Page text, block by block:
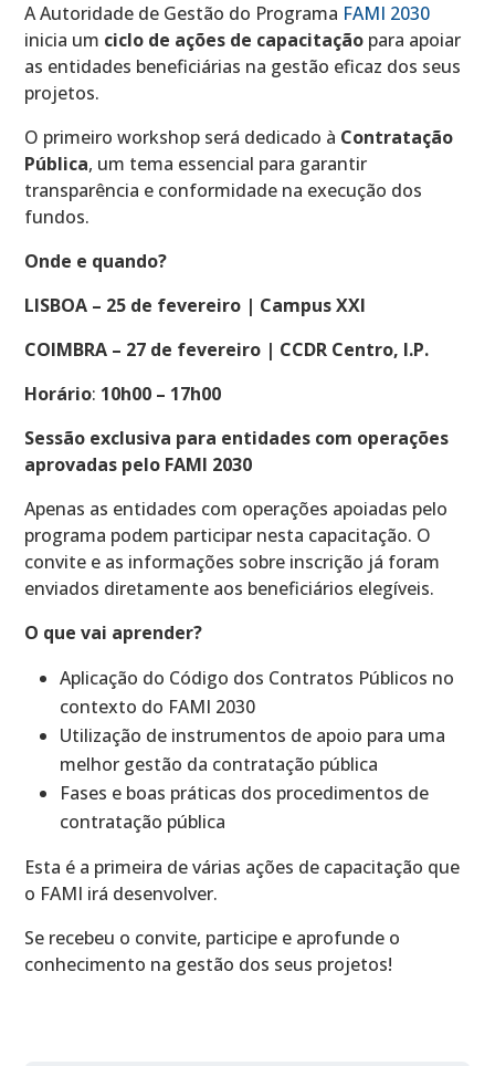
A Autoridade de Gestão do Programa FAMI 2030
inicia um ciclo de ações de capacitação para apoiar
as entidades beneficiárias na gestão eficaz dos seus
projetos.
O primeiro workshop será dedicado à Contratação
Pública, um tema essencial para garantir
transparência e conformidade na execução dos
fundos.
Onde e quando?
LISBOA – 25 de fevereiro | Campus XXI
COIMBRA – 27 de fevereiro | CCDR Centro, I.P.
Horário: 10h00 – 17h00
Sessão exclusiva para entidades com operações
aprovadas pelo FAMI 2030
Apenas as entidades com operações apoiadas pelo
programa podem participar nesta capacitação. O
convite e as informações sobre inscrição já foram
enviados diretamente aos beneficiários elegíveis.
O que vai aprender?
Aplicação do Código dos Contratos Públicos no
contexto do FAMI 2030
Utilização de instrumentos de apoio para uma
melhor gestão da contratação pública
Fases e boas práticas dos procedimentos de
contratação pública
Esta é a primeira de várias ações de capacitação que
o FAMI irá desenvolver.
Se recebeu o convite, participe e aprofunde o
conhecimento na gestão dos seus projetos!